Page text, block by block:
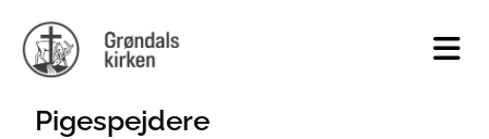
Pigespejdere